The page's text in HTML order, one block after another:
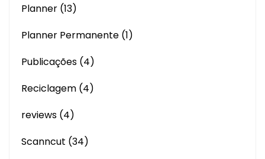
Planner (13)
Planner Permanente (1)
Publicações (4)
Reciclagem (4)
reviews (4)
Scanncut (34)